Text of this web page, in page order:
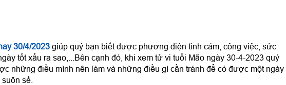
30/4/2023giúp quý bạn biết được phương diện tình cảm, công việc, sức
tốt xấu ra sao,...Bên cạnh đó, khi xem tử vi tuổi Mão ngày 30-4-2023 quý
những điều mình nên làm và những điều gì cần tránh để có được một ngày
sẻ.